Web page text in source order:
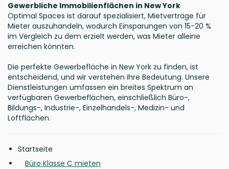
Gewerbliche Immobilienflächen in New York
Optimal Spaces ist darauf spezialisiert, Mietverträge für
Mieter auszuhandeln, wodurch Einsparungen von 15-20 %
im Vergleich zu dem erzielt werden, was Mieter alleine
erreichen könnten.
Die perfekte Gewerbefläche in New York zu finden, ist
entscheidend, und wir verstehen ihre Bedeutung. Unsere
Dienstleistungen umfassen ein breites Spektrum an
verfügbaren Gewerbeflächen, einschließlich Büro-,
Bildungs-, Industrie-, Einzelhandels-, Medizin- und
Loftflächen.
Startseite
Büro Klasse C mieten